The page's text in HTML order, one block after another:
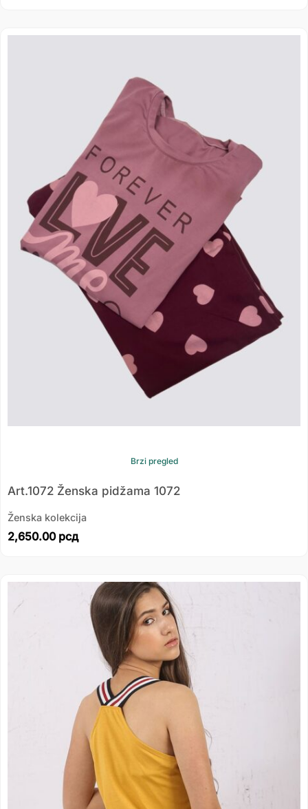
Brzi pregled
Art.1072 Ženska pidžama 1072
Ženska kolekcija
2,650.00 рсд